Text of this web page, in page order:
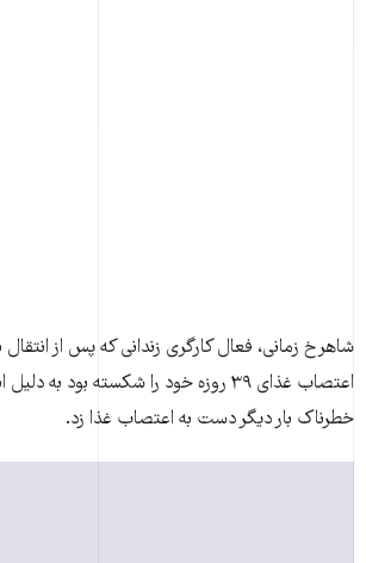
شاهرخ زمانی، فعال کارگری زندانی که پس از انتقال
اعتصاب غذای ۳۹ روزه خود را شکسته بود به
خطرناک بار دیگر دست به اعتصاب غذا زد.